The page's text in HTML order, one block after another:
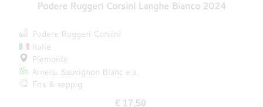
Podere Ruggeri Corsini Langhe Bianco 2024
Podere Ruggeri Corsini
Italië
Piemonte
Arneis Sauvignon Blanc e.a.
Fris & sappig
€ 17,50